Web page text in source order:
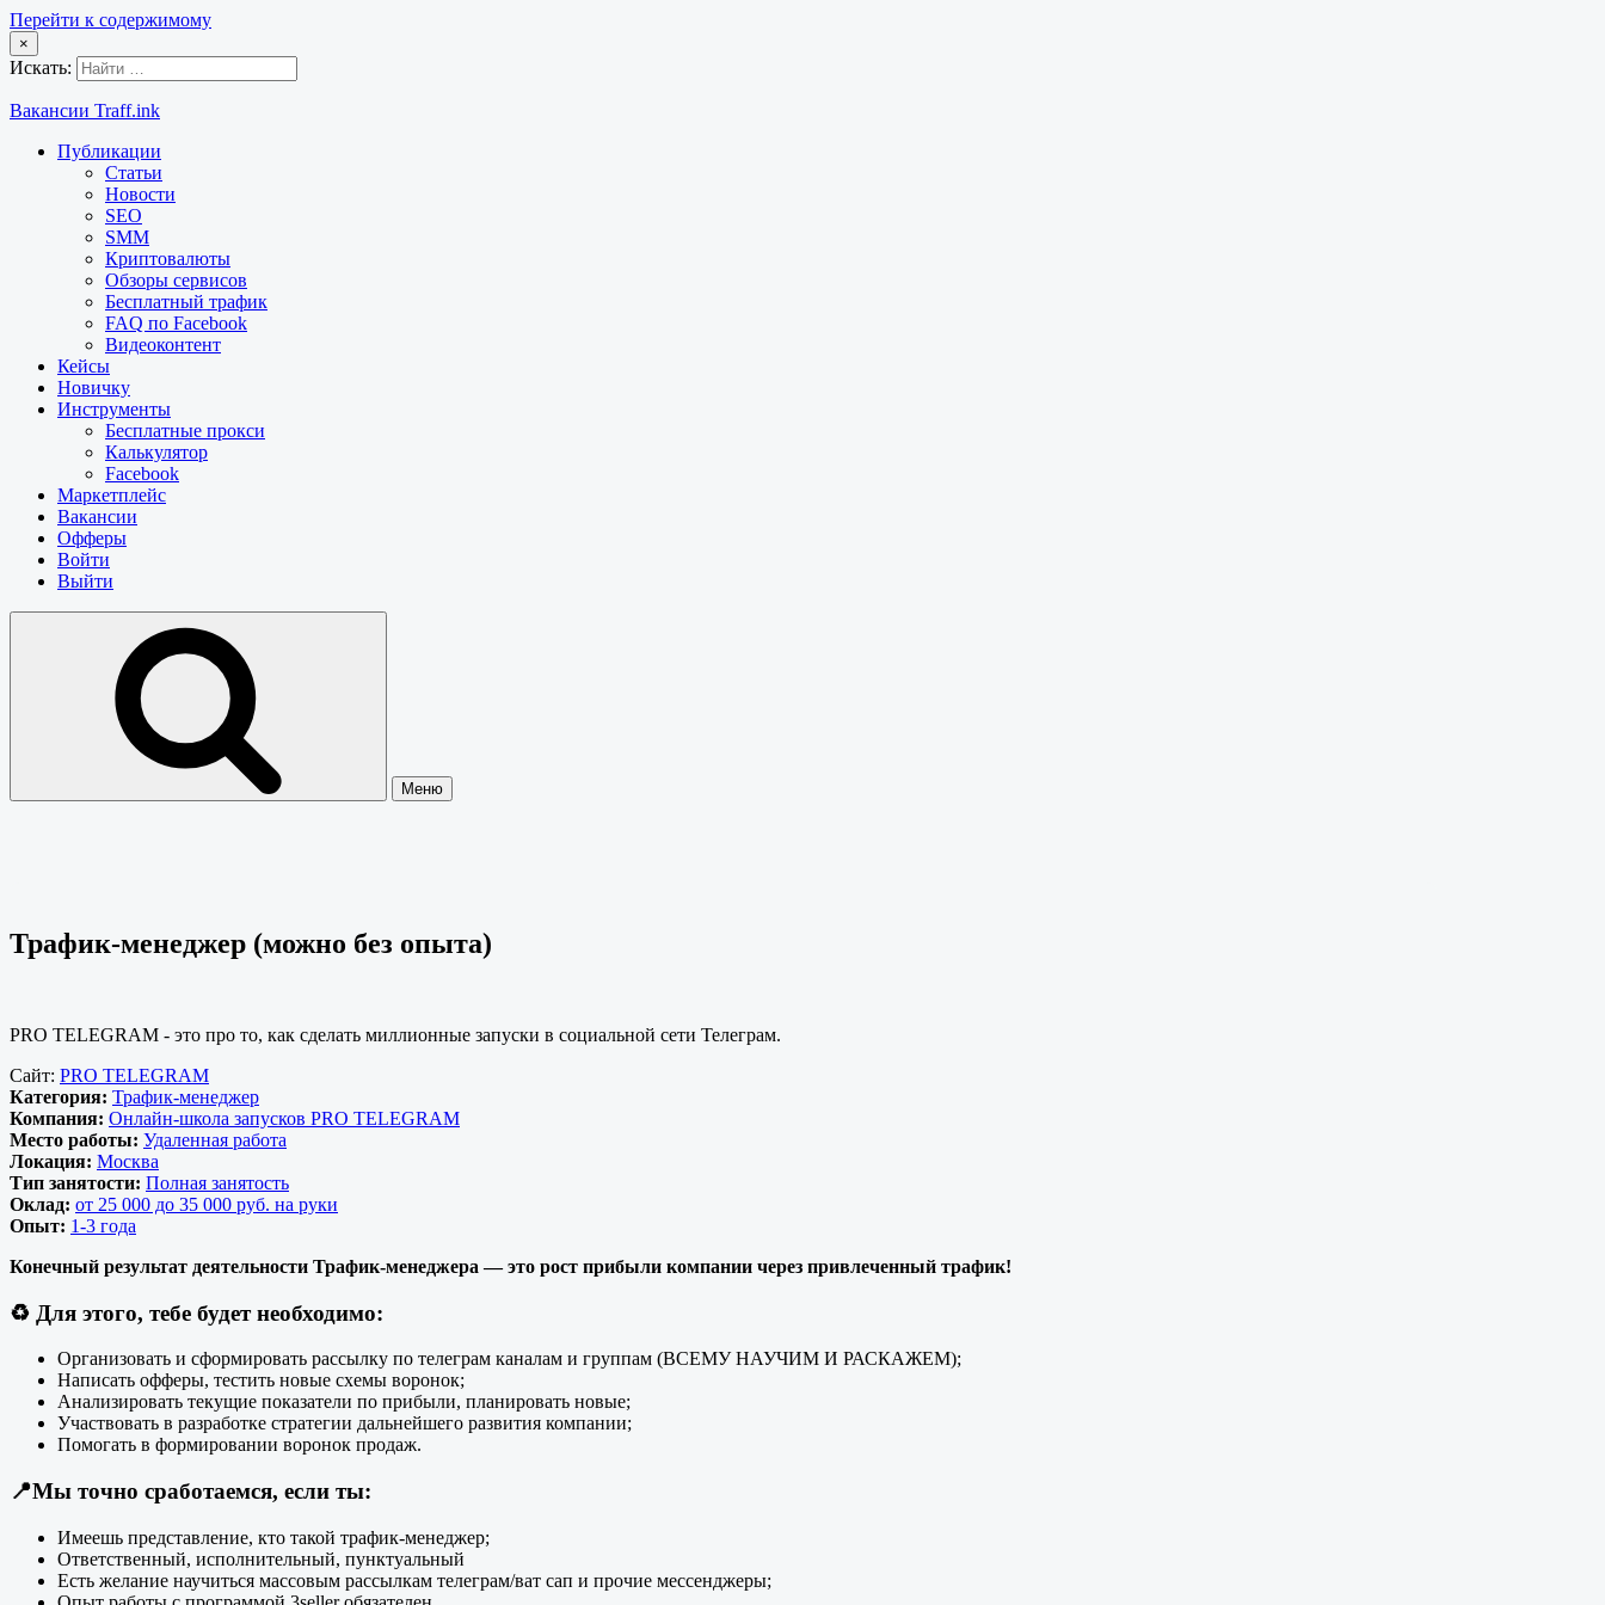
Перейти к содержимому
×
Искать:
Вакансии Traff.ink
Публикации
Статьи
Новости
SEO
SMM
Криптовалюты
Обзоры сервисов
Бесплатный трафик
FAQ по Facebook
Видеоконтент
Кейсы
Новичку
Инструменты
Бесплатные прокси
Калькулятор
Facebook
Маркетплейс
Вакансии
Офферы
Войти
Выйти
Меню
Трафик-менеджер (можно без опыта)
PRO TELEGRAM - это про то, как сделать миллионные запуски в социальной сети Телеграм.
Сайт: PRO TELEGRAM
Категория: Трафик-менеджер
Компания: Онлайн-школа запусков PRO TELEGRAM
Место работы: Удаленная работа
Локация: Москва
Тип занятости: Полная занятость
Оклад: от 25 000 до 35 000 руб. на руки
Опыт: 1-3 года
Конечный результат деятельности Трафик-менеджера — это рост прибыли компании через привлеченный трафик!
♻️ Для этого, тебе будет необходимо:
Организовать и сформировать рассылку по телеграм каналам и группам (ВСЕМУ НАУЧИМ И РАСКАЖЕМ);
Написать офферы, тестить новые схемы воронок;
Анализировать текущие показатели по прибыли, планировать новые;
Участвовать в разработке стратегии дальнейшего развития компании;
Помогать в формировании воронок продаж.
📍Мы точно сработаемся, если ты:
Имеешь представление, кто такой трафик-менеджер;
Ответственный, исполнительный, пунктуальный
Есть желание научиться массовым рассылкам телеграм/ват сап и прочие мессенджеры;